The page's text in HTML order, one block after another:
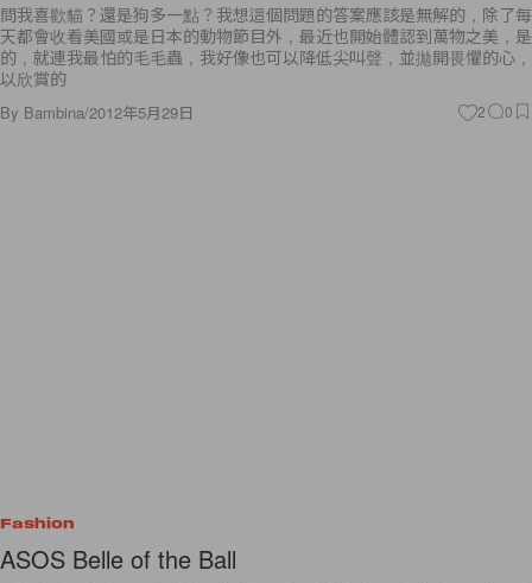
問我喜歡貓？還是狗多一點？我想這個問題的答案應該是無解的，除了每
天都會收看美國或是日本的動物節目外，最近也開始體認到萬物之美，是
的，就連我最怕的毛毛蟲，我好像也可以降低尖叫聲，並拋開畏懼的心，
以欣賞的
By Bambina/2012年5月29日 2 0
Fashion
ASOS Belle of the Ball